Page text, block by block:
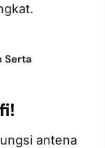
Serta
antena